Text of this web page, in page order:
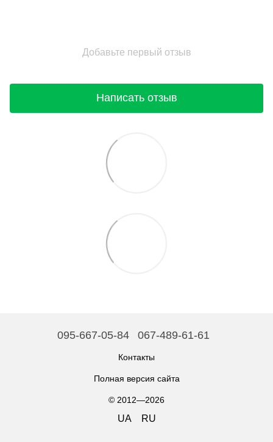
Добавьте первый отзыв
Написать отзыв
095-667-05-84 067-489-61-61
Контакты
Полная версия сайта
© 2012—2026
UA RU